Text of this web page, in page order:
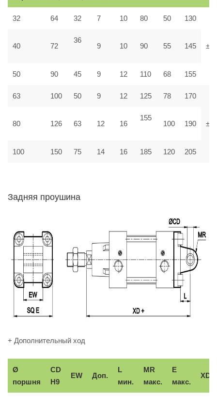
32 64 32 7 10 80 50 130
40 72
36
9 10 90 55 145
50 90 45 9 12 110 68 155
63 100 50 9 12 125 78 170
80 126 63 12 16
155
100 190
100 150 75 14 16 185 120 205
Задняя проушина
+ Дополнительный ход
Ø
поршня
CD
H9
EW Доп.
L
мин.
MR
макс.
E
макс.
XD